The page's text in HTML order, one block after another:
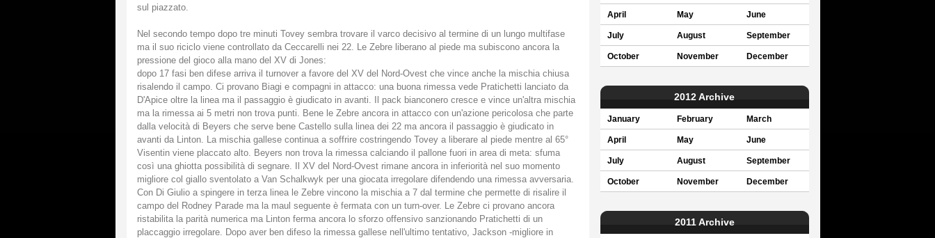
sul piazzato.
Nel secondo tempo dopo tre minuti Tovey sembra trovare il varco decisivo al termine di un lungo multifase
ma il suo riciclo viene controllato da Ceccarelli nei 22. Le Zebre liberano al piede ma subiscono ancora la
pressione del gioco alla mano del XV di Jones:
dopo 17 fasi ben difese arriva il turnover a favore del XV del Nord-Ovest che vince anche la mischia chiusa
risalendo il campo. Ci provano Biagi e compagni in attacco: una buona rimessa vede Pratichetti lanciato da
D'Apice oltre la linea ma il passaggio è giudicato in avanti. Il pack bianconero cresce e vince un'altra mischia
ma la rimessa ai 5 metri non trova punti. Bene le Zebre ancora in attacco con un'azione pericolosa che parte
dalla velocità di Beyers che serve bene Castello sulla linea dei 22 ma ancora il passaggio è giudicato in
avanti da Linton. La mischia gallese continua a soffrire costringendo Tovey a liberare al piede mentre al 65°
Visentin viene placcato alto. Beyers non trova la rimessa calciando il pallone fuori in area di meta: sfuma
così una ghiotta possibilità di segnare. Il XV del Nord-Ovest rimane ancora in inferiorità nel suo momento
migliore col giallo sventolato a Van Schalkwyk per una giocata irregolare difendendo una rimessa avversaria.
Con Di Giulio a spingere in terza linea le Zebre vincono la mischia a 7 dal termine che permette di risalire il
campo del Rodney Parade ma la maul seguente è fermata con un turn-over. Le Zebre ci provano ancora
ristabilita la parità numerica ma Linton ferma ancora lo sforzo offensivo sanzionando Pratichetti di un
placcaggio irregolare. Dopo aver ben difeso la rimessa gallese nell'ultimo tentativo, Jackson -migliore in
April May June
July August September
October November December
2012 Archive
January February March
April May June
July August September
October November December
2011 Archive